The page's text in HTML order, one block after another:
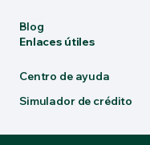
Blog
Enlaces útiles
Centro de ayuda
Simulador de crédito